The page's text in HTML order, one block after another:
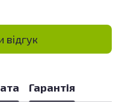
відгук
Гарантія